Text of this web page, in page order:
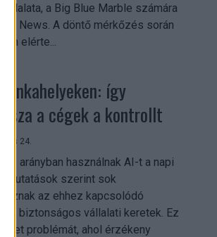
a Big Blue Marble számára
TV News. A döntő mérkőzés során
elérte...
így
a cégek a kontrollt
24.
arányban használnak AI-t a napi
kutatások szerint sok
az ehhez kapcsolódó
és biztonságos vállalati keretek. Ez
problémát, ahol érzékeny